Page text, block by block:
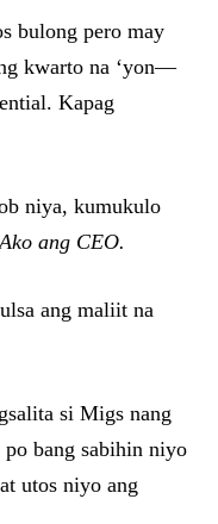
bulong pero may
kwarto na ‘yon—
Kapag
niya, kumukulo
ang CEO.
ang maliit na
si Migs nang
bang sabihin niyo
utos niyo ang